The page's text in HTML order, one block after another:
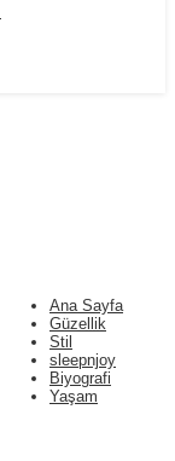
Ana Sayfa
Güzellik
Stil
sleepnjoy
Biyografi
Yaşam